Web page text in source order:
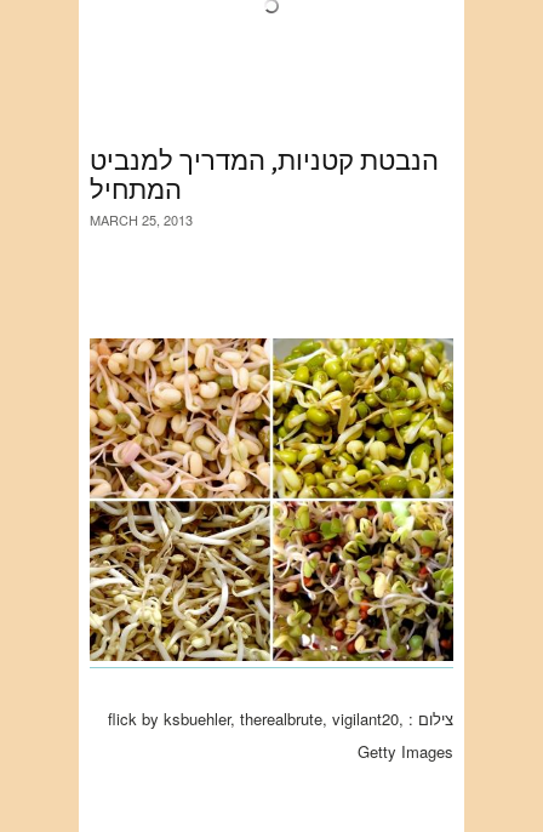
הנבטת קטניות, המדריך למנביט
המתחיל
MARCH 25, 2013
צילום : flick by ksbuehler, therealbrute, vigilant20,
Getty Images